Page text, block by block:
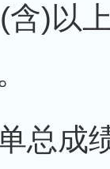
)以
总成